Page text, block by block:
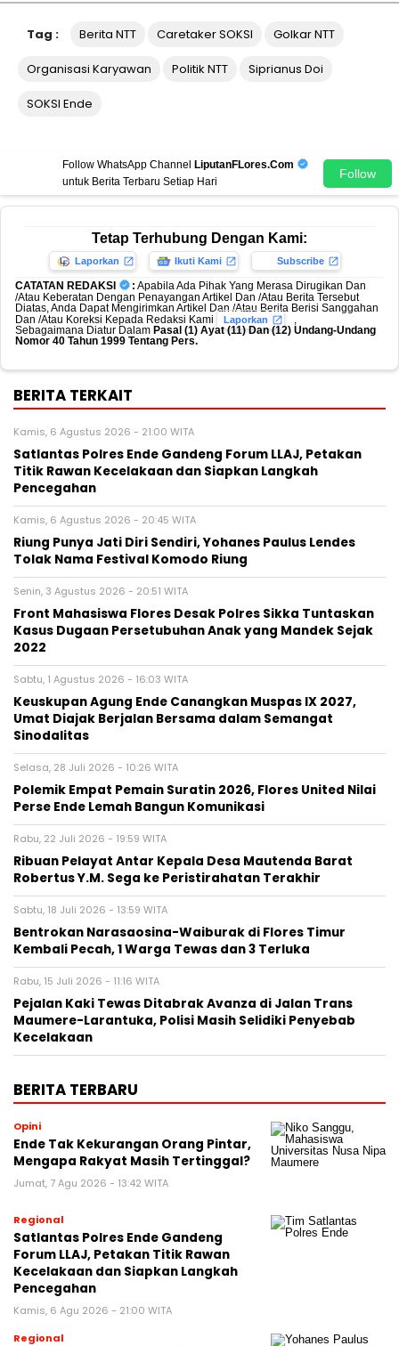
Tag : Berita NTT Caretaker SOKSI Golkar NTT
Organisasi Karyawan Politik NTT Siprianus Doi
SOKSI Ende
Follow WhatsApp Channel LiputanFLores.Com
untuk Berita Terbaru Setiap Hari
Follow
Tetap Terhubung Dengan Kami:
Laporkan Ikuti Kami Subscribe
CATATAN REDAKSI : Apabila Ada Pihak Yang Merasa Dirugikan Dan
/Atau Keberatan Dengan Penayangan Artikel Dan /Atau Berita Tersebut
Diatas, Anda Dapat Mengirimkan Artikel Dan /Atau Berita Berisi Sanggahan
Dan /Atau Koreksi Kepada Redaksi Kami
Laporkan
,
Sebagaimana Diatur Dalam Pasal (1) Ayat (11) Dan (12) Undang-Undang
Nomor 40 Tahun 1999 Tentang Pers.
BERITA TERKAIT
Kamis, 6 Agustus 2026 - 21:00 WITA
Satlantas Polres Ende Gandeng Forum LLAJ, Petakan
Titik Rawan Kecelakaan dan Siapkan Langkah
Pencegahan
Kamis, 6 Agustus 2026 - 20:45 WITA
Riung Punya Jati Diri Sendiri, Yohanes Paulus Lendes
Tolak Nama Festival Komodo Riung
Senin, 3 Agustus 2026 - 20:51 WITA
Front Mahasiswa Flores Desak Polres Sikka Tuntaskan
Kasus Dugaan Persetubuhan Anak yang Mandek Sejak
2022
Sabtu, 1 Agustus 2026 - 16:03 WITA
Keuskupan Agung Ende Canangkan Muspas IX 2027,
Umat Diajak Berjalan Bersama dalam Semangat
Sinodalitas
Selasa, 28 Juli 2026 - 10:26 WITA
Polemik Empat Pemain Suratin 2026, Flores United Nilai
Perse Ende Lemah Bangun Komunikasi
Rabu, 22 Juli 2026 - 19:59 WITA
Ribuan Pelayat Antar Kepala Desa Mautenda Barat
Robertus Y.M. Sega ke Peristirahatan Terakhir
Sabtu, 18 Juli 2026 - 13:59 WITA
Bentrokan Narasaosina-Waiburak di Flores Timur
Kembali Pecah, 1 Warga Tewas dan 3 Terluka
Rabu, 15 Juli 2026 - 11:16 WITA
Pejalan Kaki Tewas Ditabrak Avanza di Jalan Trans
Maumere-Larantuka, Polisi Masih Selidiki Penyebab
Kecelakaan
BERITA TERBARU
Opini
Ende Tak Kekurangan Orang Pintar,
Mengapa Rakyat Masih Tertinggal?
Jumat, 7 Agu 2026 - 13:42 WITA
Regional
Satlantas Polres Ende Gandeng
Forum LLAJ, Petakan Titik Rawan
Kecelakaan dan Siapkan Langkah
Pencegahan
Kamis, 6 Agu 2026 - 21:00 WITA
Regional